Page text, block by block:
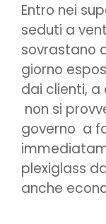
Entro nei
seduti a
sovrastano
giorno
dai clienti,
non si
governo a
plexiglass
anche